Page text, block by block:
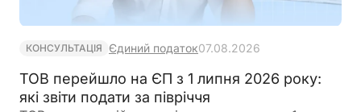
КОНСУЛЬТАЦІЯ Єдиний податок07.08.2026
ТОВ перейшло на ЄП з 1 липня 2026 року:
які звіти подати за півріччя